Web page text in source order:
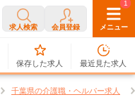
求人検索 会員登録 メニュー
0
保存した求人
1
最近見た求人
千葉県の介護職・ヘルパー求人